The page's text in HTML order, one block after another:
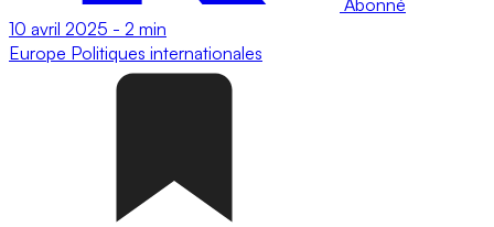
10 avril 2025 - 2 min
Europe Politiques internationales